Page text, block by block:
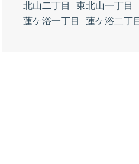
北山二丁目
東北山一丁目
蓮ケ浴一丁目
蓮ケ浴二丁